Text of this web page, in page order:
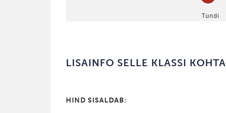
Tundi
LISAINFO SELLE KLASSI KOHTA
HIND SISALDAB: